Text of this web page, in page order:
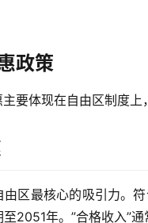
政策
要体现在自由区制度上
由区最核心的吸引力。
2051年。”合格收入”